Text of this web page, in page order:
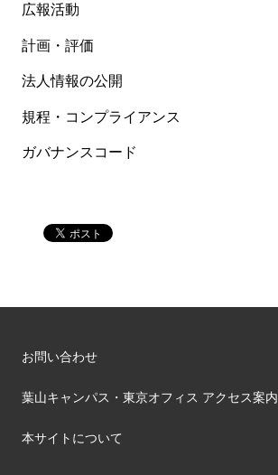
広報活動
計画・評価
法人情報の公開
規程・コンプライアンス
ガバナンスコード
お問い合わせ
葉山キャンパス・東京オフィス アクセス案内
本サイトについて